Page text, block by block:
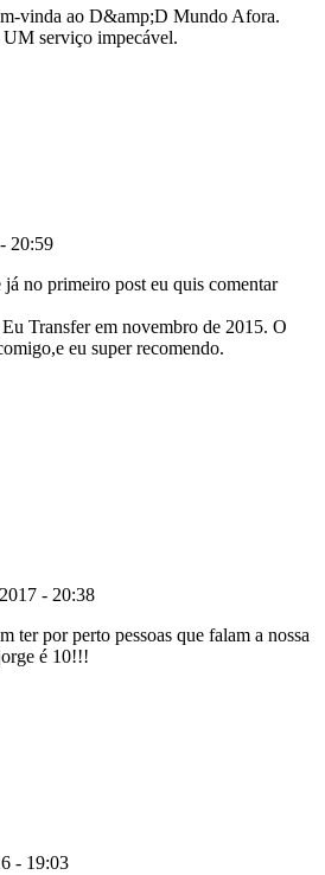
vinda ao D&amp;D Mundo Afora.
UM serviço impecável.
20:59
no primeiro post eu quis comentar
Transfer em novembro de 2015. O
eu super recomendo.
- 20:38
ter por perto pessoas que falam a nossa
é 10!!!
- 19:03